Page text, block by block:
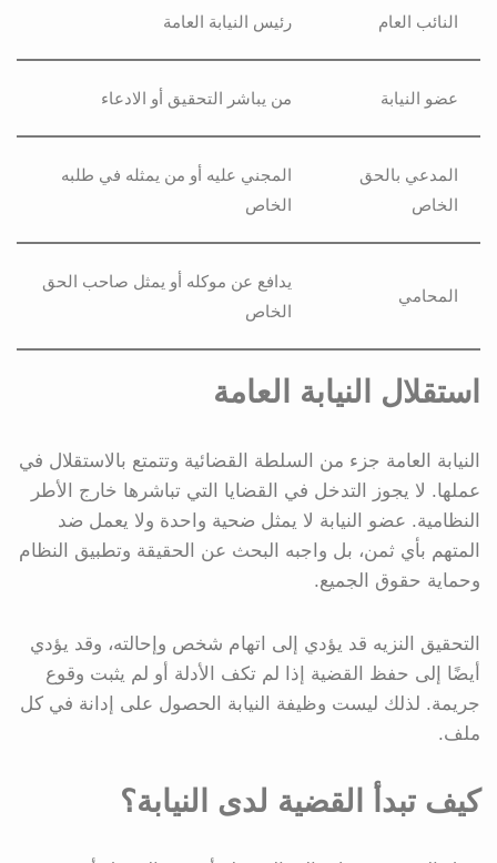
النائب العام رئيس النيابة العامة
عضو النيابة من يباشر التحقيق أو الادعاء
المدعي بالحق
الخاص
المجني عليه أو من يمثله في طلبه
الخاص
المحامي
يدافع عن موكله أو يمثل صاحب الحق
الخاص
استقلال النيابة العامة
النيابة العامة جزء من السلطة القضائية وتتمتع بالاستقلال في
عملها. لا يجوز التدخل في القضايا التي تباشرها خارج الأطر
النظامية. عضو النيابة لا يمثل ضحية واحدة ولا يعمل ضد
المتهم بأي ثمن، بل واجبه البحث عن الحقيقة وتطبيق النظام
وحماية حقوق الجميع.
التحقيق النزيه قد يؤدي إلى اتهام شخص وإحالته، وقد يؤدي
أيضًا إلى حفظ القضية إذا لم تكف الأدلة أو لم يثبت وقوع
جريمة. لذلك ليست وظيفة النيابة الحصول على إدانة في كل
ملف.
كيف تبدأ القضية لدى النيابة؟